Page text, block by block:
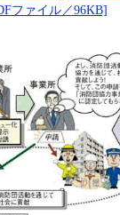
ファイル／96KB]